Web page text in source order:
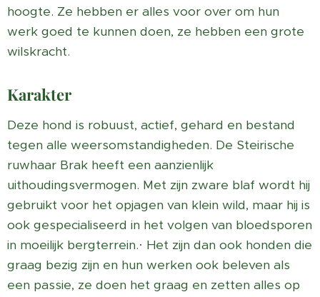
hoogte. Ze hebben er alles voor over om hun
werk goed te kunnen doen, ze hebben een grote
wilskracht.
Karakter
Deze hond is robuust, actief, gehard en bestand
tegen alle weersomstandigheden. De Steirische
ruwhaar Brak heeft een aanzienlijk
uithoudingsvermogen. Met zijn zware blaf wordt hij
gebruikt voor het opjagen van klein wild, maar hij is
ook gespecialiseerd in het volgen van bloedsporen
in moeilijk bergterrein.· Het zijn dan ook honden die
graag bezig zijn en hun werken ook beleven als
een passie, ze doen het graag en zetten alles op